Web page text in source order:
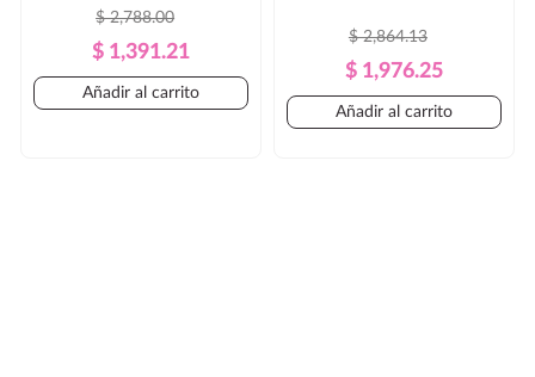
Precio
Regular
$ 2,788.00
Precio
$ 1,391.21
Añadir al carrito
Precio
Regular
$ 2,864.13
Precio
$ 1,976.25
Añadir al carrito